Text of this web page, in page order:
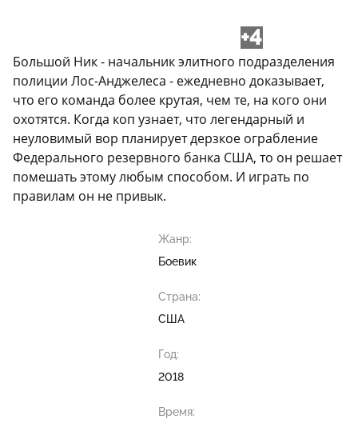
+4
Большой Ник - начальник элитного подразделения
полиции Лос-Анджелеса - ежедневно доказывает,
что его команда более крутая, чем те, на кого они
охотятся. Когда коп узнает, что легендарный и
неуловимый вор планирует дерзкое ограбление
Федерального резервного банка США, то он решает
помешать этому любым способом. И играть по
правилам он не привык.
Жанр:
Боевик
Страна:
США
Год:
2018
Время: